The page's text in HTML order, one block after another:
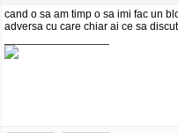
cand o sa am timp o sa imi fac un
adversa cu care chiar ai ce sa